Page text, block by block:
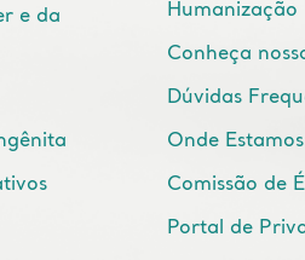
e da
Humanização
Conheça
Dúvidas
Onde Estamos
Comissão de
Portal de